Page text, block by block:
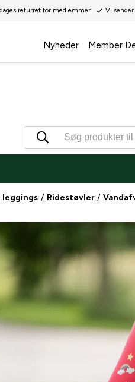
returret for medlemmer Vi
Nyheder Member
leggings Ridestøvler